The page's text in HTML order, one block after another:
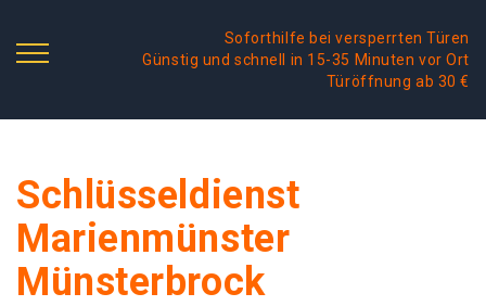
Soforthilfe bei versperrten Türen
Günstig und schnell in 15-35 Minuten vor Ort
Türöffnung ab 30 €
Schlüsseldienst
Marienmünster
Münsterbrock